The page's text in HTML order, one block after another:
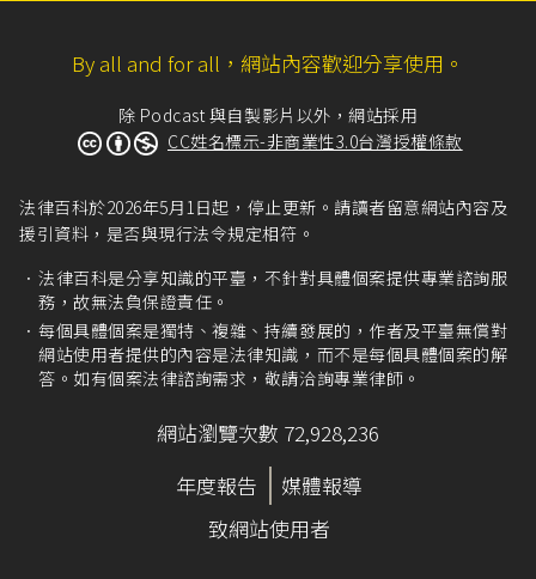
By all and for all，網站內容歡迎分享使用。
除 Podcast 與自製影片以外，網站採用
CC姓名標示-非商業性3.0台灣授權條款
法律百科於2026年5月1日起，停止更新。請讀者留意網站內容及
援引資料，是否與現行法令規定相符。
法律百科是分享知識的平臺，不針對具體個案提供專業諮詢服
務，故無法負保證責任。
每個具體個案是獨特、複雜、持續發展的，作者及平臺無償對
網站使用者提供的內容是法律知識，而不是每個具體個案的解
答。如有個案法律諮詢需求，敬請洽詢專業律師。
網站瀏覽次數 72,928,236
年度報告
媒體報導
致網站使用者